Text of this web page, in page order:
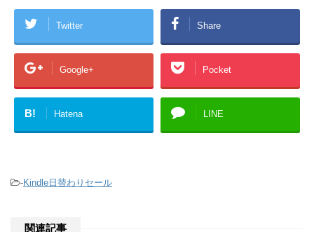
Twitter Share
Google+ Pocket
B! Hatena LINE
-Kindle日替わりセール
関連記事